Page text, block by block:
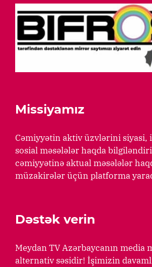
Missiyamız
Cəmiyyətin aktiv üzvlərini siyasi,
sosial məsələlər haqda
cəmiyyətinə aktual məsələlər
müzakirələr üçün platforma
Dəstək verin
Meydan TV Azərbaycanın media
alternativ səsidir! İşimizin